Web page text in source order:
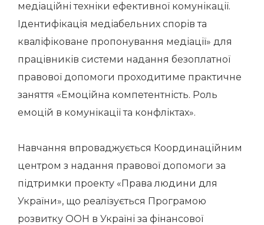
медіаційні техніки ефективної комунікації.
Ідентифікація медіабельних спорів та
кваліфіковане пропонування медіації» для
працівників системи надання безоплатної
правової допомоги проходитиме практичне
заняття «Емоційна компетентність. Роль
емоцій в комунікації та конфліктах».
Навчання впроваджується Координаційним
центром з надання правової допомоги за
підтримки проекту «Права людини для
України», що реалізується Програмою
розвитку ООН в Україні за фінансової